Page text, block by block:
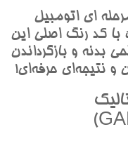
اي اتومبيل
با کد رنگ اصلي اين
بدنه و بازگرداندن
و نتيجه‌اي حرفه‌اي!